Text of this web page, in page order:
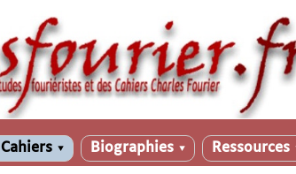
Cahiers ▼ Biographies ▼ Ressources